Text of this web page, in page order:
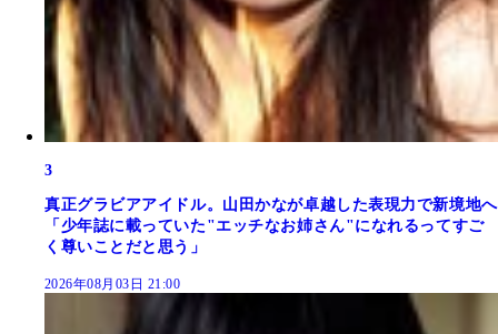
3
真正グラビアアイドル。山田かなが卓越した表現力で新境地へ
「少年誌に載っていた"エッチなお姉さん"になれるってすご
く尊いことだと思う」
2026年08月03日 21:00